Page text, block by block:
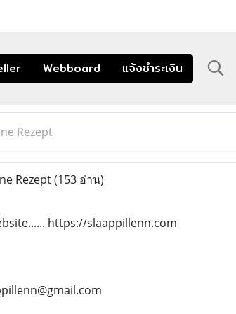
Webboard แจ้งชำระเงิน
Rezept
Rezept(153 อ่าน)
https://slaappillenn.com